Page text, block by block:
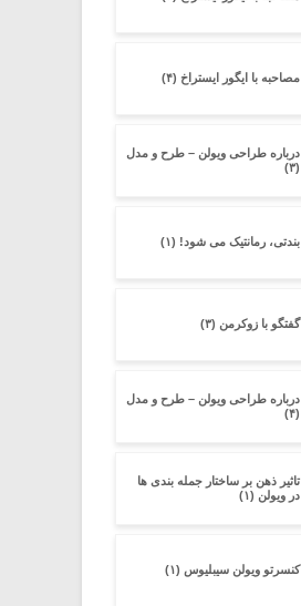
مصاحبه با ایگور ایستراخ (۴)
درباره طراحی ویولن – طرح و مدل
(۳)
بندتی، رمانتیک می شود! (۱)
گفتگو با زوکرمن (۳)
درباره طراحی ویولن – طرح و مدل
(۴)
تاثیر ذهن بر ساختار جمله بندی ها
در ویولن (۱)
کنسرتو ویولن سیبلیوس (۱)